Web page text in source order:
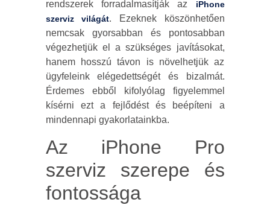
rendszerek forradalmasítják az
iPhone
szerviz világát. Ezeknek köszönhetően
nemcsak gyorsabban és pontosabban
végezhetjük el a szükséges javításokat,
hanem hosszú távon is növelhetjük az
ügyfeleink elégedettségét és bizalmát.
Érdemes ebből kifolyólag figyelemmel
kísérni ezt a fejlődést és beépíteni a
mindennapi gyakorlatainkba.
Az iPhone Pro
szerviz szerepe és
fontossága